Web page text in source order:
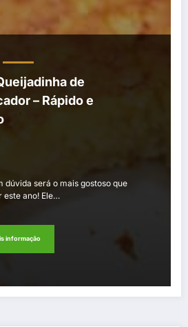
de
– Rápido e
dúvida será o mais gostoso que
este ano! Ele…
informação